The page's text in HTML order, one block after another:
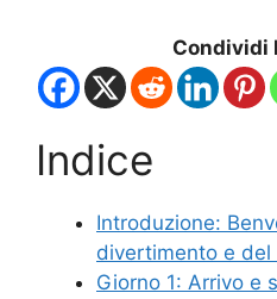
Condividi
Indice
Introduzione:
divertimento e del
Giorno 1: Arrivo e